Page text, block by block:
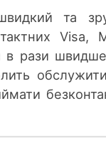
та
в рази